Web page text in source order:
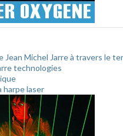
Jean Michel Jarre à travers le
technologies
harpe laser